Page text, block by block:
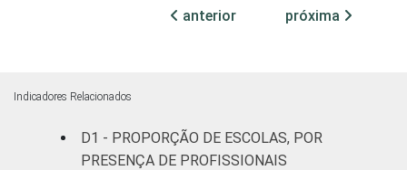
Base: 237 escolas que possuem tablet em
anterior próxima
Indicadores Relacionados
D1 - PROPORÇÃO DE ESCOLAS, POR
PRESENÇA DE PROFISSIONAIS